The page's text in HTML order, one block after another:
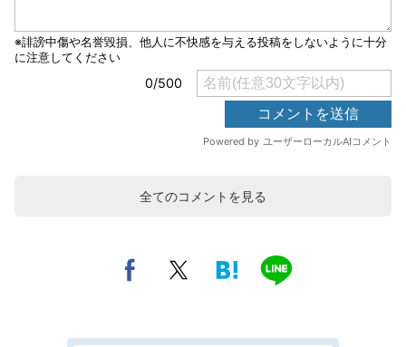
全てのコメントを見る